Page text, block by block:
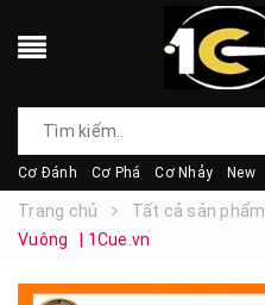
Cơ Đánh Cơ Phá Cơ Nhảy New
Trang chủ Tất cả sản phẩm
Vuông | 1Cue.vn